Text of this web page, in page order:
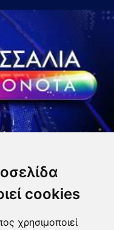
cookies
χρησιμοποιεί
08 2026